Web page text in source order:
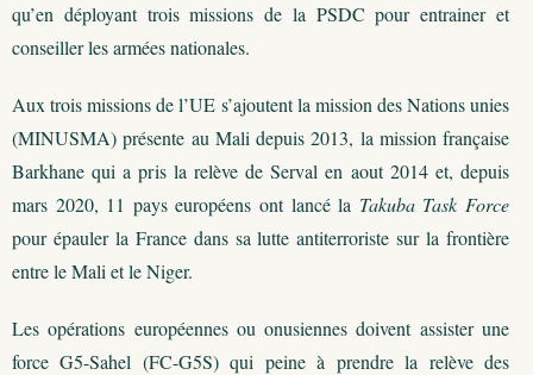
qu’en déployant trois missions de la PSDC pour entrainer et
conseiller les armées nationales.
Aux trois missions de l’UE s’ajoutent la mission des Nations unies
(MINUSMA) présente au Mali depuis 2013, la mission française
Barkhane qui a pris la relève de Serval en aout 2014 et, depuis
mars 2020, 11 pays européens ont lancé la Takuba Task Force
pour épauler la France dans sa lutte antiterroriste sur la frontière
entre le Mali et le Niger.
Les opérations européennes ou onusiennes doivent assister une
force G5-Sahel (FC-G5S) qui peine à prendre la relève des